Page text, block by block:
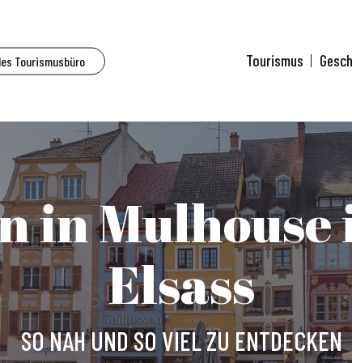
Tourismusbüro Tourismus
in Mulhouse
Elsass
SO NAH UND SO VIEL ZU ENTDECKEN